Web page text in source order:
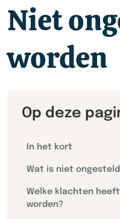
Niet
worden
Op deze
In het kort
Wat is niet
Welke klachten
worden?